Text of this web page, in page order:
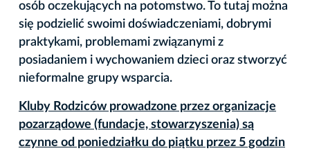
osób oczekujących na potomstwo. To tutaj można
się podzielić swoimi doświadczeniami, dobrymi
praktykami, problemami związanymi z
posiadaniem i wychowaniem dzieci oraz stworzyć
nieformalne grupy wsparcia.
Kluby Rodziców prowadzone przez organizacje
pozarządowe (fundacje, stowarzyszenia) są
czynne od poniedziałku do piątku przez 5 godzin